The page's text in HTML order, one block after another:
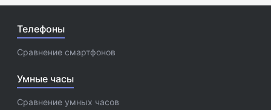
Телефоны
Сравнение смартфонов
Умные часы
Сравнение умных часов